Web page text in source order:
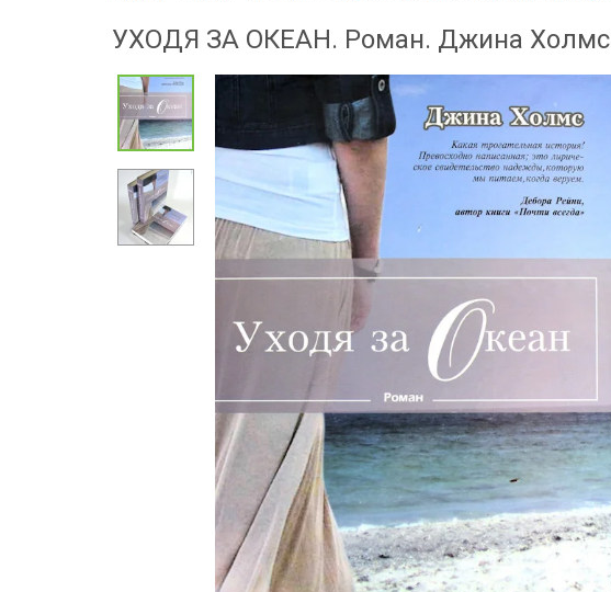
УХОДЯ ЗА ОКЕАН. Роман. Джина Холмс